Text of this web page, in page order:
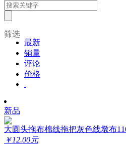
筛选
最新
销量
评论
价格
新品
大圆头拖布棉线拖把灰色线墩布
￥12.00元